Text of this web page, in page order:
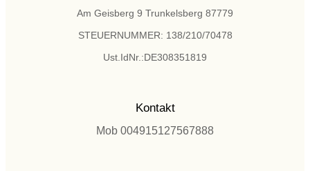
Am Geisberg 9 Trunkelsberg 87779
STEUERNUMMER: 138/210/70478
Ust.IdNr.:DE308351819
Kontakt
Mob 004915127567888